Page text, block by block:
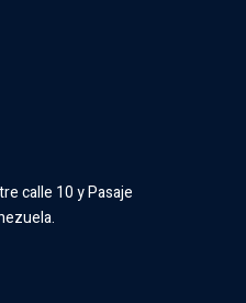
calle 10 y Pasaje